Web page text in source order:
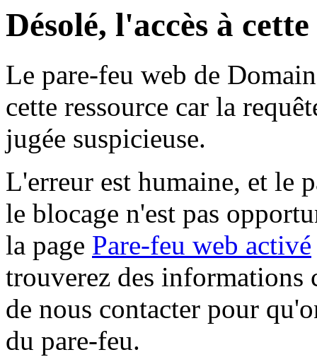
Désolé, l'accès à
Le pare-feu web de
cette ressource car la
jugée suspicieuse.
L'erreur est humaine, et le
le blocage n'est pas
la page Pare-feu web activé
trouverez des informations
de nous contacter pour
du pare-feu.